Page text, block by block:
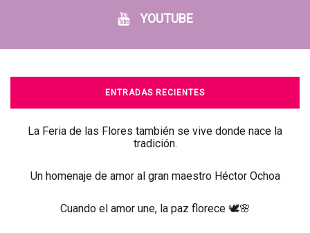
YOUTUBE
ENTRADAS RECIENTES
La Feria de las Flores también se vive donde nace la
tradición.
Un homenaje de amor al gran maestro Héctor Ochoa
Cuando el amor une, la paz florece 🕊️🌸